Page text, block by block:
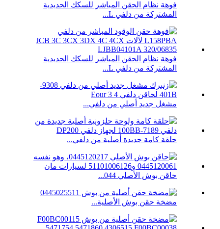
فوهة نظام الحقن المباشر للسكك الحديدية
المشتركة من دلفي L...
فوهة نظام الحقن المباشر للسكك الحديدية
المشتركة من دلفي L...
مشغل جديد أصلي من دلفي...
حلقة كامة جديدة أصلية من دلفي...
حاقن بوش الأصلي 044...
مضخة حقن بوش الأصلية...